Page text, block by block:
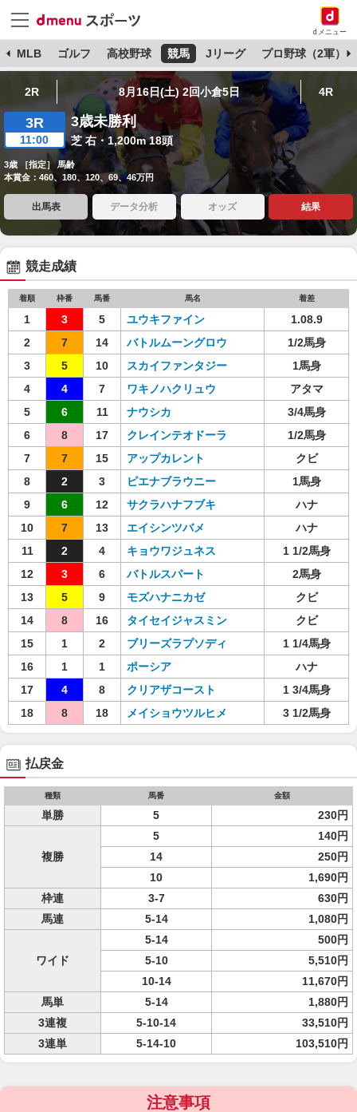
dメニュー
MLB ゴルフ 高校野球 競馬 Jリーグ プロ野球（2軍）
2R 8月16日(土) 2回小倉5日 4R
3R
11:00
3歳未勝利
芝 右・1,200m 18頭
3歳 ［指定］ 馬齢
本賞金：460、180、120、69、46万円
出馬表 データ分析 オッズ 結果
競走成績
着順 枠番 馬番 馬名 着差
1 3 5 ユウキファイン
1.08.9
2
7 14 バトルムーングロウ
1/2馬身
3
5 10 スカイファンタジー
1馬身
4
4 7 ワキノハクリュウ
アタマ
5
6 11 ナウシカ
3/4馬身
6
8 17 クレインテオドーラ
1/2馬身
7
7 15 アップカレント
クビ
8
2 3 ピエナブラウニー
1馬身
9
6 12 サクラハナフブキ
ハナ
10
7 13 エイシンツバメ
ハナ
11
2 4 キョウワジュネス
1 1/2馬身
12
3 6 バトルスパート
2馬身
13
5 9 モズハナニカゼ
クビ
14
8 16 タイセイジャスミン
クビ
15
1 2 ブリーズラプソディ
1 1/4馬身
16
1 1 ポーシア
ハナ
17
4 8 クリアザコースト
1 3/4馬身
18
8 18 メイショウツルヒメ 3 1/2馬身
払戻金
種類 馬番 金額
単勝 5 230円
複勝
5
140円
14
250円
10
1,690円
枠連
3-7
630円
馬連
5-14 1,080円
ワイド
5-14
500円
5-10
5,510円
10-14
11,670円
馬単
5-14
1,880円
3連複
5-10-14
33,510円
3連単
5-14-10 103,510円
注意事項